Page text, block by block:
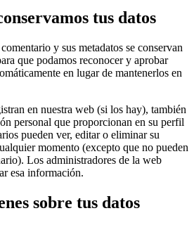
tus datos
y sus metadatos se conservan
que podamos reconocer y aprobar
en lugar de mantenerlos en
en nuestra web (si los hay), también
personal que proporcionan en su perfil
pueden ver, editar o eliminar su
momento (excepto que no pueden
Los administradores de la web
esa información.
sobre tus datos